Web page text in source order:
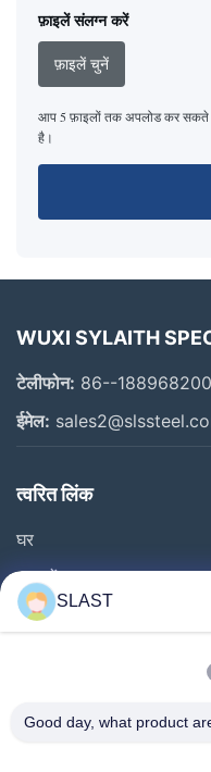
फ़ाइलें संलग्न करें
फ़ाइलें चुनें
आप 5 फ़ाइलों तक अपलोड कर
है।
WUXI SYLAITH
टेलीफोन: 86--
ईमेल:
त्वरित लिंक
घर
उत्पादों
वीडियो
गुणवत्ता नियंत्रण
SLAST
Good day, what product